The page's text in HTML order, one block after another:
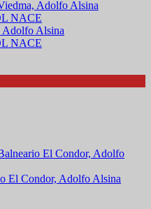
Adolfo Alsina
NACE
El Condor, Adolfo Alsina